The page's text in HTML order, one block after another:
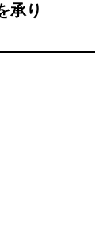
承り